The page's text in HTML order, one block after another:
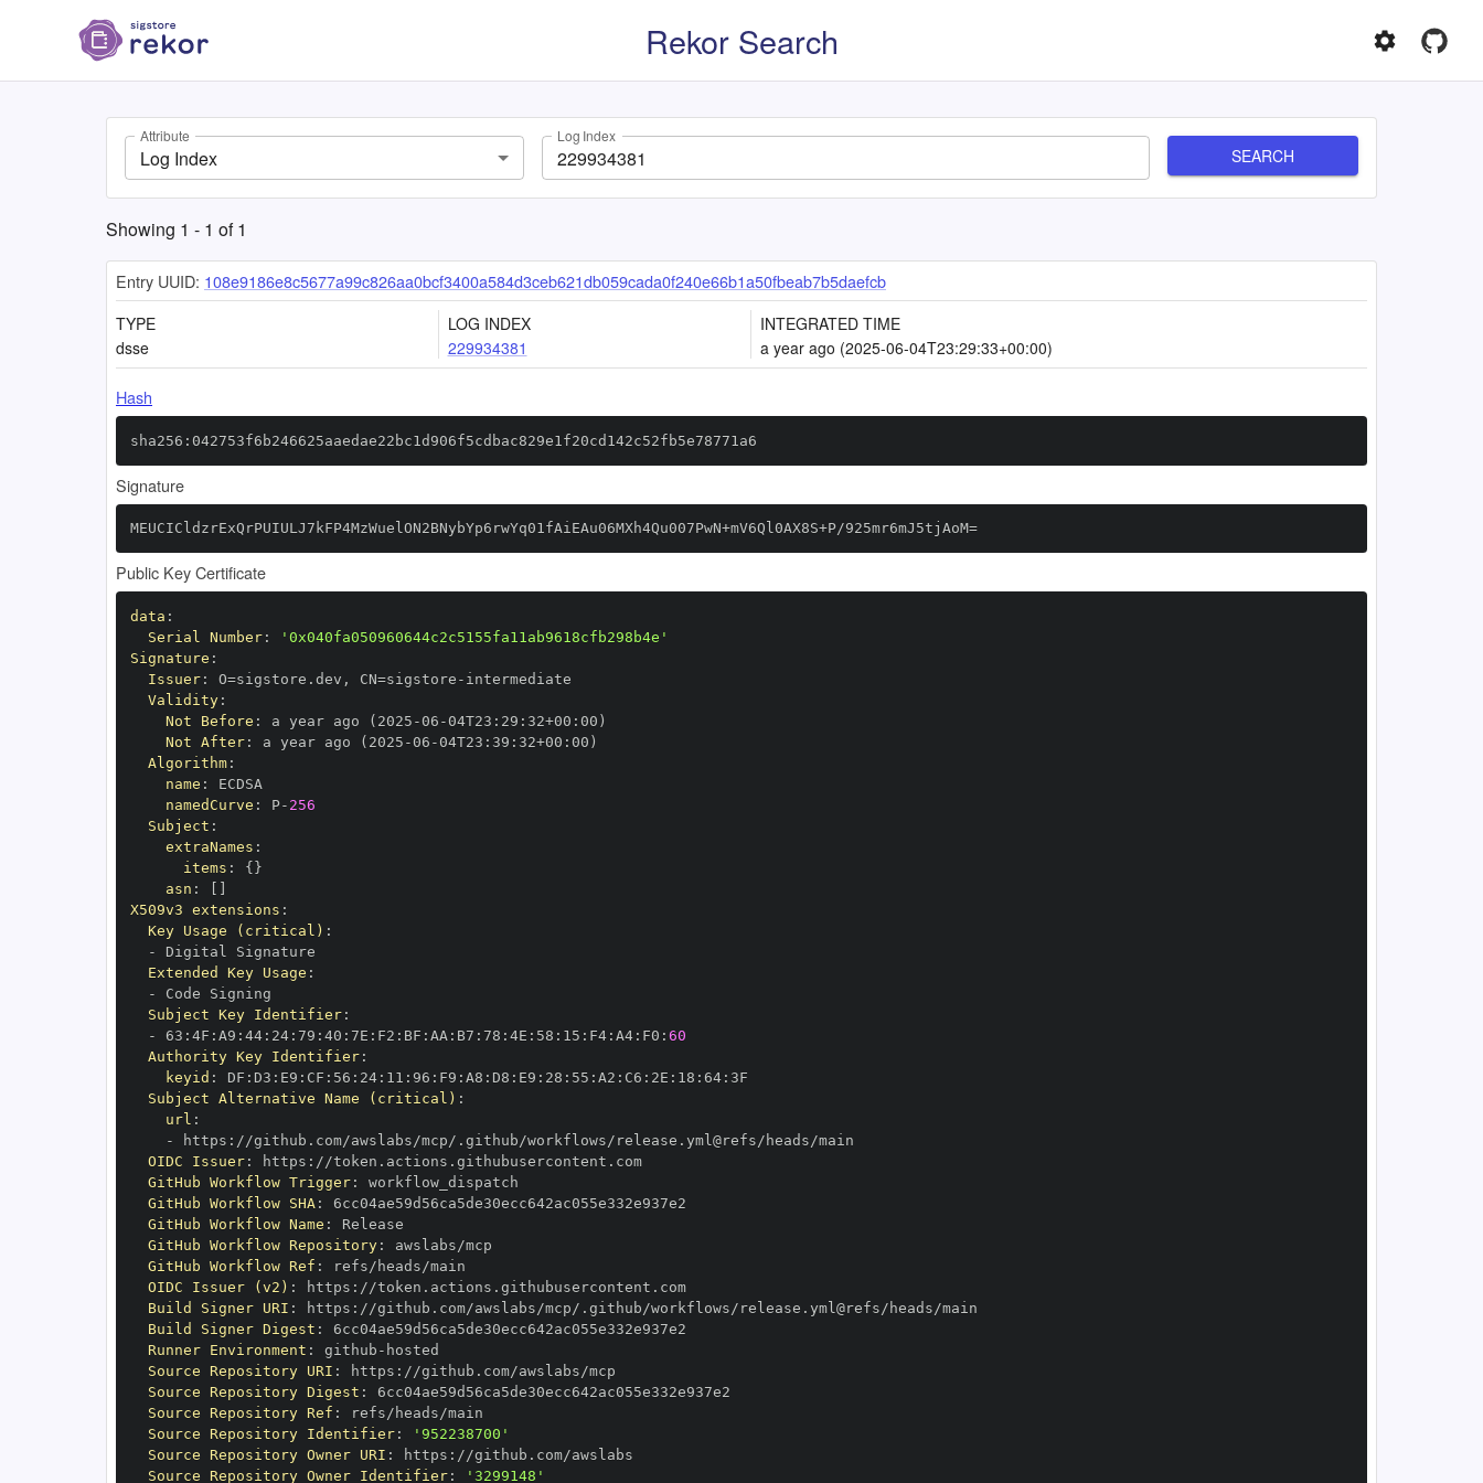
Rekor Search
Attribute
Log Index
Log Index
SEARCH
Showing 1 - 1 of1
Entry UUID: 108e9186e8c5677a99c826aa0bcf3400a584d3ceb621db059cada0f240e66b1a50fbeab7b5daefcb
TYPE
dsse
LOG INDEX
229934381
INTEGRATED TIME
a year ago (2025-06-04T23:29:33+00:00)
Hash
sha256:042753f6b246625aaedae22bc1d906f5cdbac829e1f20cd142c52fb5e78771a6
Signature
MEUCICldzrExQrPUIULJ7kFP4MzWuelON2BNybYp6rwYq01fAiEAu06MXh4Qu007PwN+mV6Ql0AX8S+P/925mr6mJ5tjAoM=
Public Key Certificate
data :
Serial Number:
'0x040fa050960644c2c5155fa11ab9618cfb298b4e'
Signature :
Issuer: O=sigstore.dev , CN=sigstore -
Validity:
Not Before : a year ago (2025 -06 -04T23 : 29 : 32+00 :
Not After: a year ago (2025 -06 -04T23 : 39 : 32+00 :
Algorithm:
name :
namedCurve : P- 256
Subject :
extraNames :
items : { }
asn :
X509v3 extensions :
Key Usage (critical) :
-
Extended Key Usage :
-
Subject Key Identifier:
-
63 : 4F : A9 : 44: 24: 79 : 40 : 7E : F2 : BF : AA : B7 : 78 : 4E : 58 : 15 : F4: A4: F0 : 60
Authority Key Identifier:
keyid : DF : D3 : E9 : CF : 56 : 24: 11 : 96 : F9 : A8 : D8 : E9 : 28 : 55 : A2 : C6 : 2E : 18 : 64:
Subject Alternative Name (critical) :
url :
-
https :
OIDC Issuer: https :
//token.actions.githubusercontent.com
GitHub Workflow Trigger:
GitHub Workflow SHA:
GitHub Workflow Name :
GitHub Workflow Repository:
GitHub Workflow Ref :
OIDC Issuer (v2) : https :
//token.actions.githubusercontent.com
Build Signer URI : https :
Build Signer Digest :
Runner Environment : github -
Source Repository URI : https :
Source Repository Digest :
Source Repository Ref :
Source Repository Identifier:
'952238700'
Source Repository Owner URI : https :
Source Repository Owner Identifier: '3299148'